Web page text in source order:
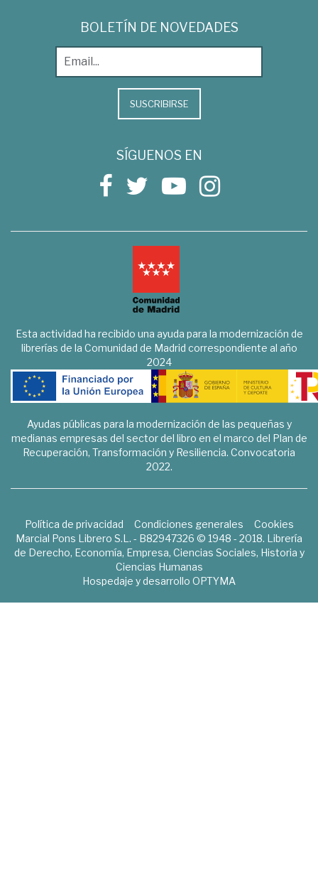
BOLETÍN DE NOVEDADES
SUSCRIBIRSE
SÍGUENOS EN
Esta actividad ha recibido una ayuda para la modernización de
librerías de la Comunidad de Madrid correspondiente al año
2024
Ayudas públicas para la modernización de las pequeñas y
medianas empresas del sector del libro en el marco del Plan de
Recuperación, Transformación y Resiliencia. Convocatoria
2022.
Política de privacidad Condiciones generales
Cookies
Marcial Pons Librero S.L. - B82947326 © 1948 - 2018. Librería
de Derecho, Economía, Empresa, Ciencias Sociales, Historia y
Ciencias Humanas
Hospedaje y desarrollo OPTYMA